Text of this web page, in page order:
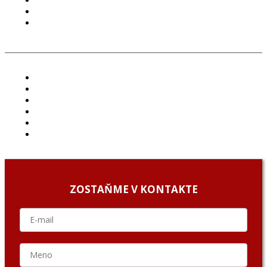
ZOSTAŇME V KONTAKTE